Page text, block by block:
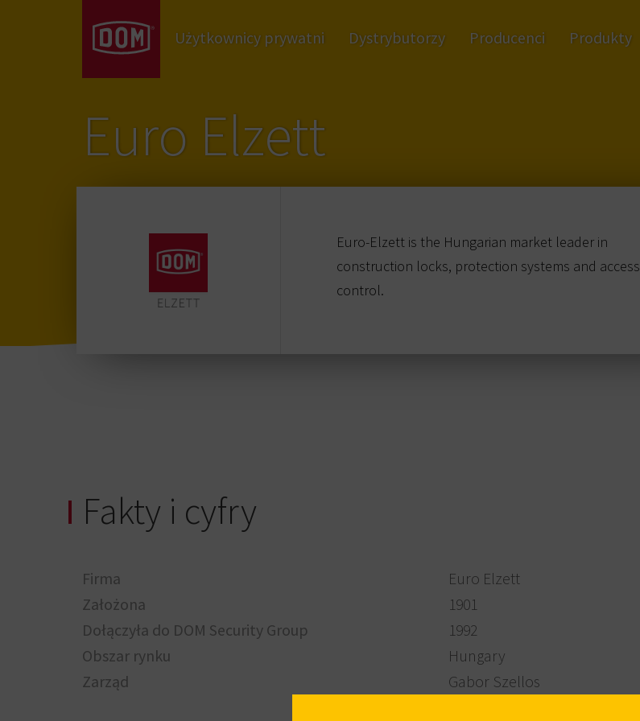
Użytkownicy prywatni Dystrybutorzy Producenci Produkty
Euro-Elzett is the Hungarian market leader in
construction locks, protection systems and access
control.
Euro Elzett
Fakty i cyfry
Firma
Euro Elzett
Założona
​1901
Dołączyła do DOM Security Group
​1992
Obszar rynku
​Hungary
Zarząd
​Gabor Szellos